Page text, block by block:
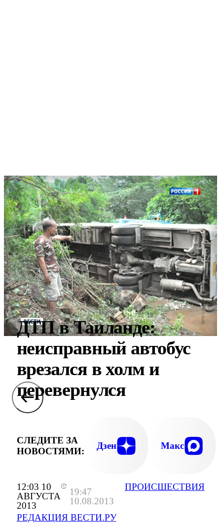
12:03 10
АВГУСТА
2013
19:47
10.08.2013
РЕДАКЦИЯ ВЕСТИ.РУ
ПРОИСШЕСТВИЯ
ДТП в Таиланде:
неисправный автобус
врезался в холм и
перевернулся
СЛЕДИТЕ ЗА
НОВОСТЯМИ:
Дзен Макс